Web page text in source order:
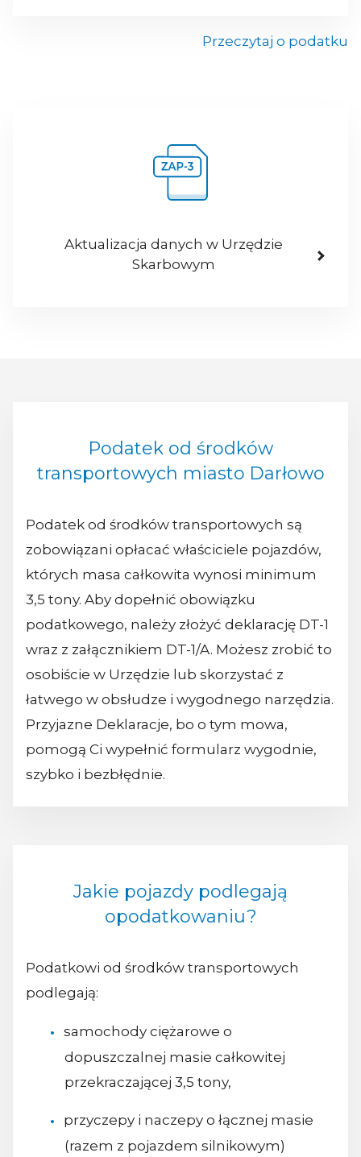
Przeczytaj o podatku
Aktualizacja danych w Urzędzie
Skarbowym
Podatek od środków
transportowych miasto Darłowo
Podatek od środków transportowych są
zobowiązani opłacać właściciele pojazdów,
których masa całkowita wynosi minimum
3,5 tony. Aby dopełnić obowiązku
podatkowego, należy złożyć deklarację DT-1
wraz z załącznikiem DT-1/A. Możesz zrobić to
osobiście w Urzędzie lub skorzystać z
łatwego w obsłudze i wygodnego narzędzia.
Przyjazne Deklaracje, bo o tym mowa,
pomogą Ci wypełnić formularz wygodnie,
szybko i bezbłędnie.
Jakie pojazdy podlegają
opodatkowaniu?
Podatkowi od środków transportowych
podlegają:
samochody ciężarowe o
dopuszczalnej masie całkowitej
przekraczającej 3,5 tony,
przyczepy i naczepy o łącznej masie
(razem z pojazdem silnikowym)